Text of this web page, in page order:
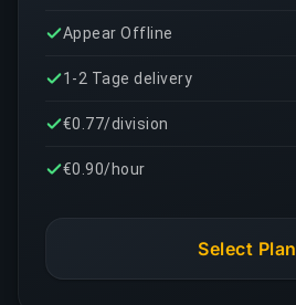
Appear Offline
1-2 Tage delivery
€0.77/division
€0.90/hour
Select Plan